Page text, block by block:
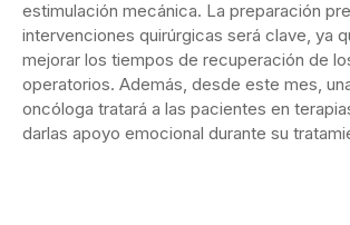
estimulación mecánica. La preparación
intervenciones quirúrgicas será clave, ya
mejorar los tiempos de recuperación de
operatorios. Además, desde este mes,
oncóloga tratará a las pacientes en
darlas apoyo emocional durante su